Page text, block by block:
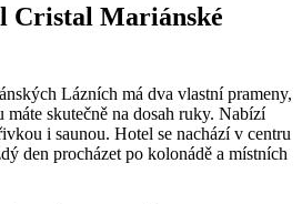
Cristal Mariánské
Lázních má dva vlastní prameny,
máte skutečně na dosah ruky. Nabízí
i saunou. Hotel se nachází v centru
den procházet po kolonádě a místních